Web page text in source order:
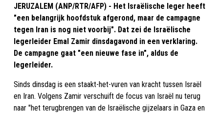
JERUZALEM (ANP/RTR/AFP) - Het Israëlische leger heeft
"een belangrijk hoofdstuk afgerond, maar de campagne
tegen Iran is nog niet voorbij". Dat zei de Israëlische
legerleider Emal Zamir dinsdagavond in een verklaring.
De campagne gaat "een nieuwe fase in", aldus de
legerleider.
Sinds dinsdag is een staakt-het-vuren van kracht tussen Israël
en Iran. Volgens Zamir verschuift de focus van Israël nu terug
naar "het terugbrengen van de Israëlische gijzelaars in Gaza en